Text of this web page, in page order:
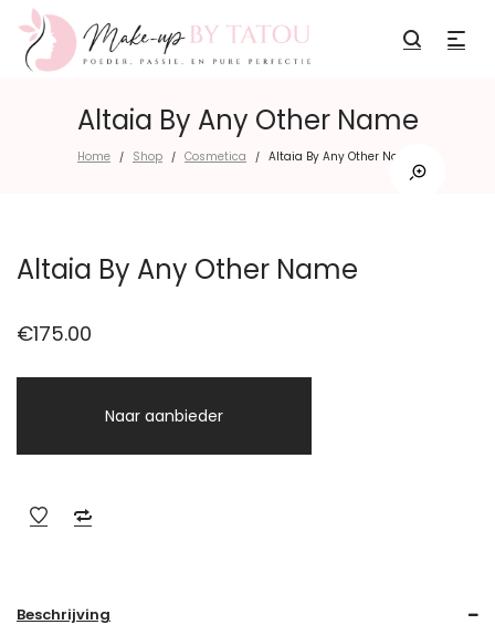
Altaia By Any Other Name
Home / Shop / Cosmetica / Altaia By Any Other Name
Altaia By Any Other Name
€175.00
Naar aanbieder
Beschrijving